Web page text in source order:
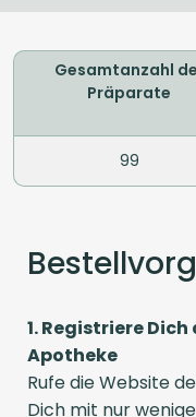
Gesamtanzahl
Präparate
99
1. Registriere
Apotheke
Rufe die Website
Dich mit nur